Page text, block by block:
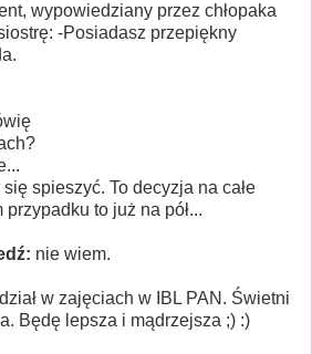
wypowiedziany przez chłopaka
-Posiadasz przepiękny
spieszyć. To decyzja na całe
to już na pół...
nie wiem.
w zajęciach w IBL PAN. Świetni
Będę lepsza i mądrzejsza ;) :)